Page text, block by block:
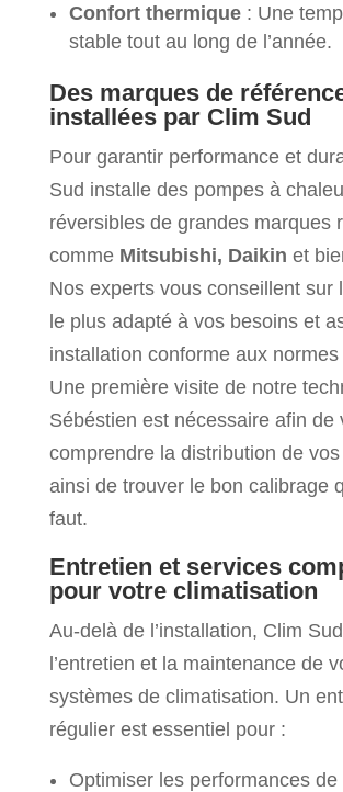
Confort thermique: Une
stable tout au long de l’année.
Des marques de
installées par Clim Sud
Pour garantir performance et
Sud installe des pompes à
réversibles de grandes marques
comme Mitsubishi, Daikin et
Nos experts vous conseillent sur
le plus adapté à vos besoins et
installation conforme aux
Une première visite de notre
Sébéstien est nécessaire afin de
comprendre la distribution de
ainsi de trouver le bon calibrage
faut.
Entretien et services
pour votre climatisation
Au-delà de l’installation, Clim
l’entretien et la maintenance de
systèmes de climatisation. Un
régulier est essentiel pour :
Optimiser les performances de